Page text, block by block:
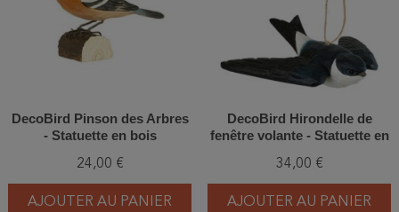
DecoBird Pinson des Arbres
- Statuette en bois
24,00 €
AJOUTER AU PANIER
DecoBird Hirondelle de
fenêtre volante - Statuette en
34,00 €
AJOUTER AU PANIER